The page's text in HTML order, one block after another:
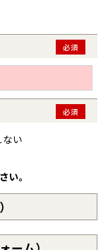
必須
必須
い
い。